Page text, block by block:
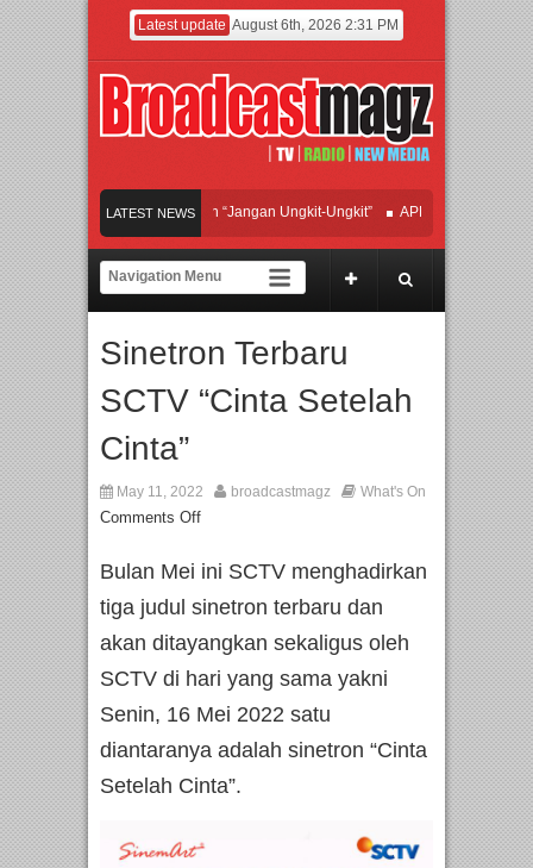
Latest update August 6th, 2026 2:31 PM
LATEST NEWS
Hadirkan Hipdut Modern “Jangan Ungkit-Ungkit” APMF 2026 Dorong
Perpaduan Warisan Dan Semangat Lokal, BIRKENSTOCK INDONESIA
Orchestra Presents The Beatles & Queen – feat. Marcello Tahitoe dan Sandhy
Sinetron Terbaru
SCTV “Cinta Setelah
Cinta”
May 11, 2022 broadcastmagz What's On
Comments Off
Bulan Mei ini SCTV menghadirkan
tiga judul sinetron terbaru dan
akan ditayangkan sekaligus oleh
SCTV di hari yang sama yakni
Senin, 16 Mei 2022 satu
diantaranya adalah sinetron “Cinta
Setelah Cinta”.